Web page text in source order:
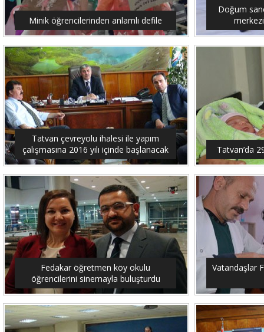
Minik öğrencilerinden anlamlı defile
Doğum
Tatvan çevreyolu ihalesi ile yapım
çalışmasına 2016 yılı içinde başlanacak
Tatvan’da
Fedakar öğretmen köy okulu
öğrencilerini sinemayla buluşturdu
Vatandaşlar